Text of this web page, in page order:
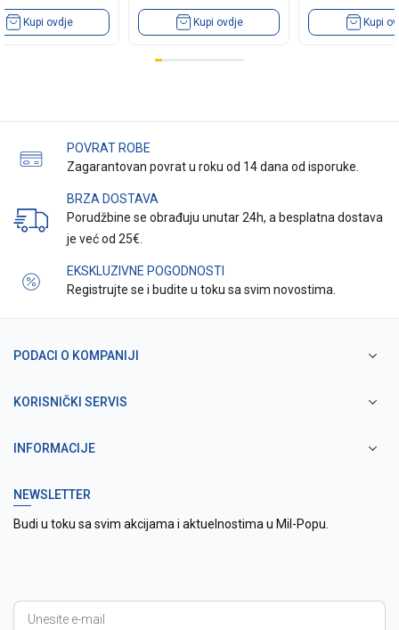
Kupi ovdje Kupi ovdje Kupi
POVRAT ROBE
Zagarantovan povrat u roku od 14 dana od isporuke.
BRZA DOSTAVA
Porudžbine se obrađuju unutar 24h, a besplatna dostava
je već od 25€.
EKSKLUZIVNE POGODNOSTI
Registrujte se i budite u toku sa svim novostima.
PODACI O KOMPANIJI
KORISNIČKI SERVIS
INFORMACIJE
NEWSLETTER
Budi u toku sa svim akcijama i aktuelnostima u Mil-Popu.